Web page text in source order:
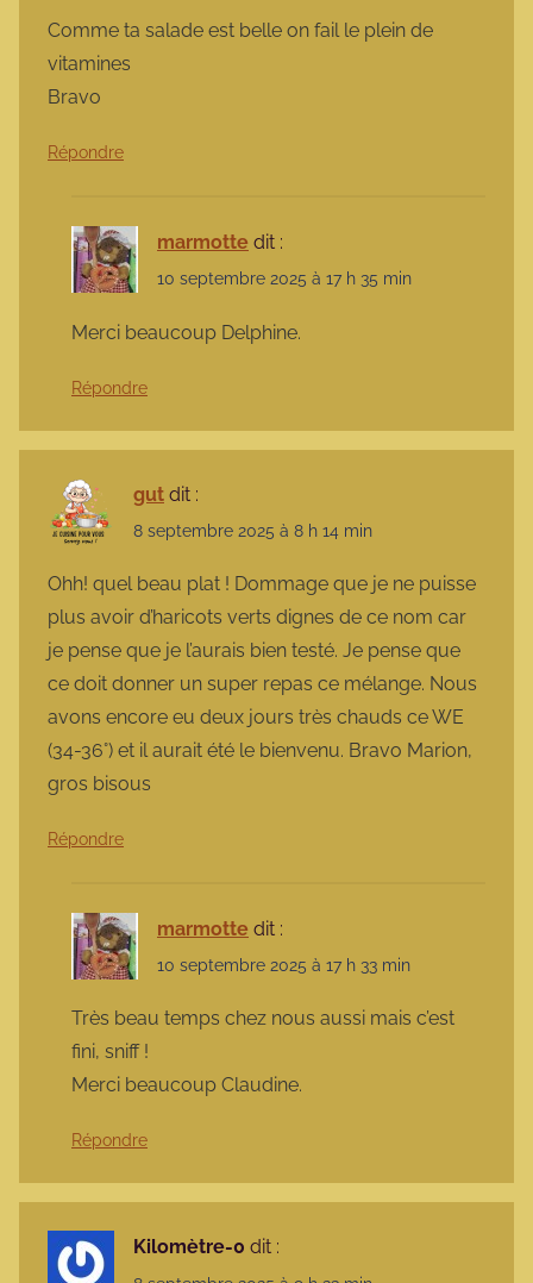
Comme ta salade est belle on fail le plein de
vitamines
Bravo
Répondre
marmotte dit :
10 septembre 2025 à 17 h 35 min
Merci beaucoup Delphine.
Répondre
gut dit :
8 septembre 2025 à 8 h 14 min
Ohh! quel beau plat ! Dommage que je ne puisse
plus avoir d’haricots verts dignes de ce nom car
je pense que je l’aurais bien testé. Je pense que
ce doit donner un super repas ce mélange. Nous
avons encore eu deux jours très chauds ce WE
(34-36°) et il aurait été le bienvenu. Bravo Marion,
gros bisous
Répondre
marmotte dit :
10 septembre 2025 à 17 h 33 min
Très beau temps chez nous aussi mais c’est
fini, sniff !
Merci beaucoup Claudine.
Répondre
Kilomètre-0 dit :